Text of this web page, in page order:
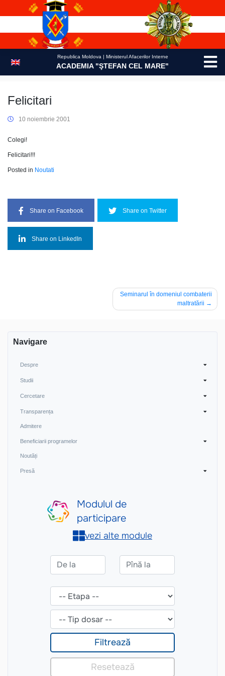
Republica Moldova | Ministerul Afacerilor Interne
ACADEMIA "ŞTEFAN CEL MARE"
Felicitari
10 noiembrie 2001
Colegi!
Felicitari!!!
Posted in Noutati
Share on Facebook Share on Twitter
Share on LinkedIn
Seminarul în domeniul combaterii
maltratării
Navigare
Despre
Studii
Cercetare
Transparența
Admitere
Beneficiarii programelor
Noutăți
Presă